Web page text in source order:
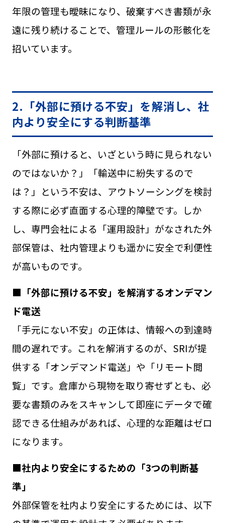
年限の管理も曖昧になり、破棄すべき書類が永
遠に残り続けることで、管理ルールの形骸化を
招いています。
2.「外部に預ける不安」を解消し、社
内より安全にする判断基準
「外部に預けると、いざという時に見られない
のではないか？」「輸送中に紛失するので
は？」という不安は、アウトソーシングを検討
する際に必ず直面する心理的障壁です。しか
し、専門会社による「運用設計」がなされた外
部保管は、社内管理よりも遥かに安全で利便性
が高いものです。
■「外部に預ける不安」を解消するオンデマン
ド電送
「手元にない不安」の正体は、情報への到達時
間の遅れです。これを解消するのが、SRIが提
供する「オンデマンド電送」や「リモート閲
覧」です。倉庫から現物を取り寄せずとも、必
要な書類のみをスキャンして即座にデータで確
認できる仕組みがあれば、心理的な距離はゼロ
になります。
■社内より安全にするための「3つの判断基
準」
外部保管を社内より安全にするためには、以下